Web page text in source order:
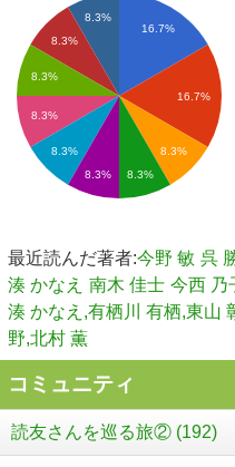
16.7%
16.7%
8.3%
8.3%
8.3%
8.3%
8.3%
8.3%
8.3%
8.3%
最近読んだ著者:今野 敏 呉
湊 かなえ 南木 佳士 今西 乃
湊 かなえ,有栖川 有栖,東山
野,北村 薫
コミュニティ
読友さんを巡る旅② (192)